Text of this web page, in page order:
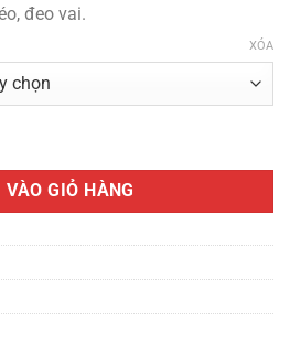
đeo vai.
XÓA
hộp phối charm thú bông thanh lịch
VÀO GIỎ HÀNG